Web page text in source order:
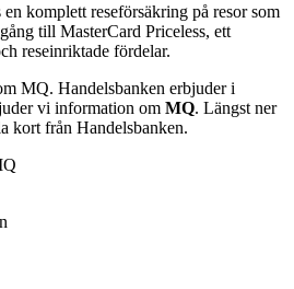
komplett reseförsäkring på resor som
till MasterCard Priceless, ett
reseinriktade fördelar.
MQ. Handelsbanken erbjuder i
vi information om MQ. Längst ner
kort från Handelsbanken.